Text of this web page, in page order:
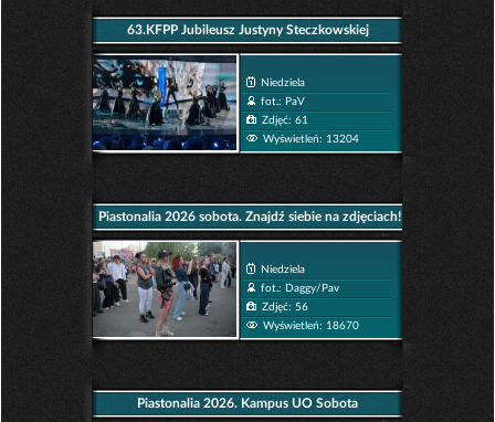
63.KFPP Jubileusz Justyny Steczkowskiej
Niedziela
fot.: PaV
Zdjęć: 61
Wyświetleń: 13204
Piastonalia 2026 sobota. Znajdź siebie na zdjęciach!
Niedziela
fot.: Daggy/Pav
Zdjęć: 56
Wyświetleń: 18670
Piastonalia 2026. Kampus UO Sobota